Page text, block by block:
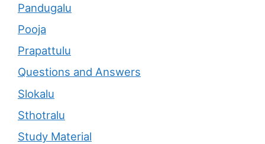
Pandugalu
Pooja
Prapattulu
Questions and Answers
Slokalu
Sthotralu
Study Material